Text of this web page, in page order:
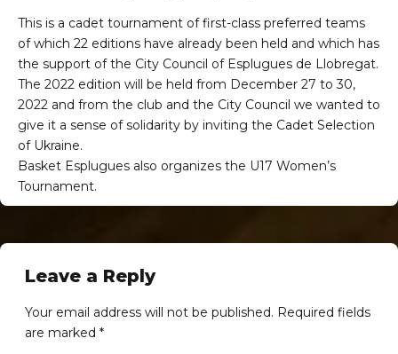
This is a cadet tournament of first-class preferred teams
of which 22 editions have already been held and which has
the support of the City Council of Esplugues de Llobregat.
The 2022 edition will be held from December 27 to 30,
2022 and from the club and the City Council we wanted to
give it a sense of solidarity by inviting the Cadet Selection
of Ukraine.
Basket Esplugues also organizes the U17 Women’s
Tournament.
Leave a Reply
Your email address will not be published. Required fields
are marked *